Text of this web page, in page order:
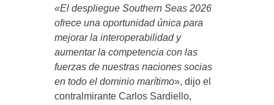
«El despliegue Southern Seas 2026
ofrece una oportunidad única para
mejorar la interoperabilidad y
aumentar la competencia con las
fuerzas de nuestras naciones socias
en todo el dominio marítimo», dijo el
contralmirante Carlos Sardiello,